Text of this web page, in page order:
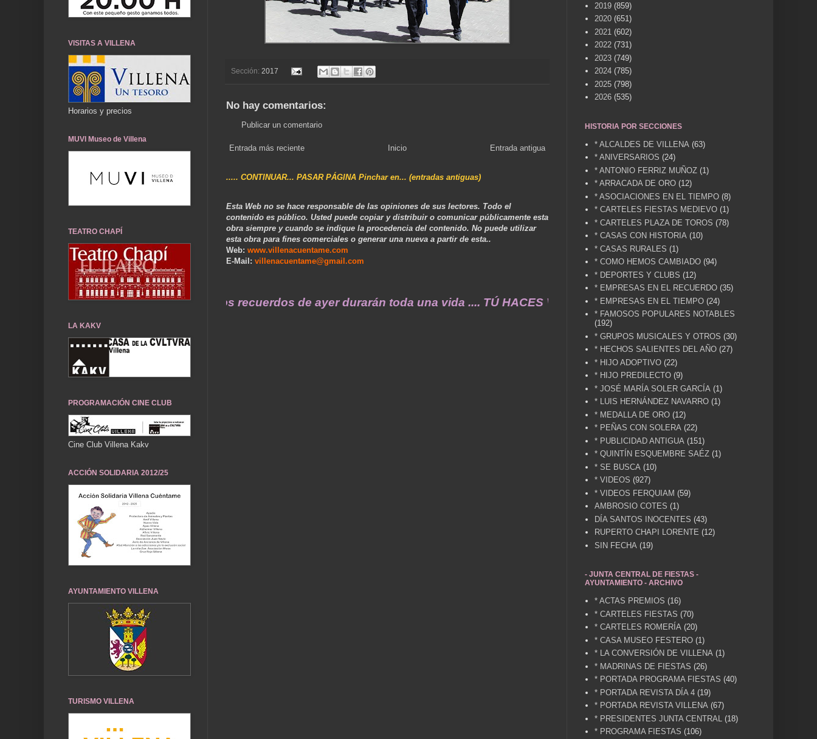
Sección: 2017
No hay comentarios:
Publicar un comentario
Entrada más reciente Entrada antigua
Inicio
..... CONTINUAR... PASAR PÁGINA Pinchar en... (entradas antiguas)
Esta Web no se hace responsable de las opiniones de sus lectores. Todo el
contenido es público. Usted puede copiar y distribuir o comunicar públicamente esta
obra siempre y cuando se indique la procedencia del contenido. No puede utilizar
esta obra para fines comerciales o generar una nueva a partir de esta..
Web: www.villenacuentame.com
E-Mail: villenacuentame@gmail.com
... Nuestros recuerdos de ayer durarán toda una vida .... TÚ HACES VILLENA CUÉNTAME... UN SERVICIO A LA MEMORIA
VISITAS A VILLENA
Horarios y precios
MUVI Museo de Villena
TEATRO CHAPÍ
LA KAKV
PROGRAMACIÓN CINE CLUB
Cine Club Villena Kakv
ACCIÓN SOLIDARIA 2012/25
AYUNTAMIENTO VILLENA
TURISMO VILLENA
2019 (859)
2020 (651)
2021 (602)
2022 (731)
2023 (749)
2024 (785)
2025 (798)
2026 (535)
HISTORIA POR SECCIONES
* ALCALDES DE VILLENA (63)
* ANIVERSARIOS (24)
* ANTONIO FERRIZ MUÑOZ (1)
* ARRACADA DE ORO (12)
* ASOCIACIONES EN EL TIEMPO (8)
* CARTELES FIESTAS MEDIEVO (1)
* CARTELES PLAZA DE TOROS (78)
* CASAS CON HISTORIA (10)
* CASAS RURALES (1)
* COMO HEMOS CAMBIADO (94)
* DEPORTES Y CLUBS (12)
* EMPRESAS EN EL RECUERDO (35)
* EMPRESAS EN EL TIEMPO (24)
* FAMOSOS POPULARES NOTABLES
(192)
* GRUPOS MUSICALES Y OTROS (30)
* HECHOS SALIENTES DEL AÑO (27)
* HIJO ADOPTIVO (22)
* HIJO PREDILECTO (9)
* JOSÉ MARÍA SOLER GARCÍA (1)
* LUIS HERNÁNDEZ NAVARRO (1)
* MEDALLA DE ORO (12)
* PEÑAS CON SOLERA (22)
* PUBLICIDAD ANTIGUA (151)
* QUINTÍN ESQUEMBRE SAÉZ (1)
* SE BUSCA (10)
* VIDEOS (927)
* VIDEOS FERQUIAM (59)
AMBROSIO COTES (1)
DÍA SANTOS INOCENTES (43)
RUPERTO CHAPI LORENTE (12)
SIN FECHA (19)
- JUNTA CENTRAL DE FIESTAS -
AYUNTAMIENTO - ARCHIVO
* ACTAS PREMIOS (16)
* CARTELES FIESTAS (70)
* CARTELES ROMERÍA (20)
* CASA MUSEO FESTERO (1)
* LA CONVERSIÓN DE VILLENA (1)
* MADRINAS DE FIESTAS (26)
* PORTADA PROGRAMA FIESTAS (40)
* PORTADA REVISTA DÍA 4 (19)
* PORTADA REVISTA VILLENA (67)
* PRESIDENTES JUNTA CENTRAL
(18)
* PROGRAMA FIESTAS (106)